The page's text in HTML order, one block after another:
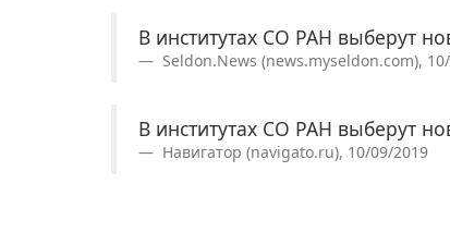
В институтах СО РАН выберут
Seldon.News (news.myseldon.com),
В институтах СО РАН выберут
Навигатор (navigato.ru), 10/09/2019